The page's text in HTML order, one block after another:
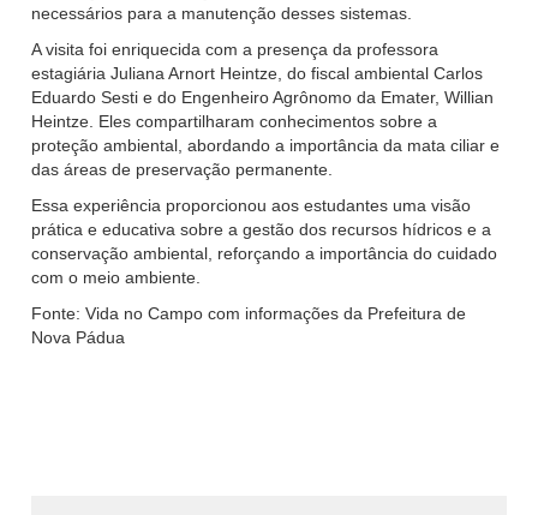
necessários para a manutenção desses sistemas.
A visita foi enriquecida com a presença da professora
estagiária Juliana Arnort Heintze, do fiscal ambiental Carlos
Eduardo Sesti e do Engenheiro Agrônomo da Emater, Willian
Heintze. Eles compartilharam conhecimentos sobre a
proteção ambiental, abordando a importância da mata ciliar e
das áreas de preservação permanente.
Essa experiência proporcionou aos estudantes uma visão
prática e educativa sobre a gestão dos recursos hídricos e a
conservação ambiental, reforçando a importância do cuidado
com o meio ambiente.
Fonte: Vida no Campo com informações da Prefeitura de
Nova Pádua